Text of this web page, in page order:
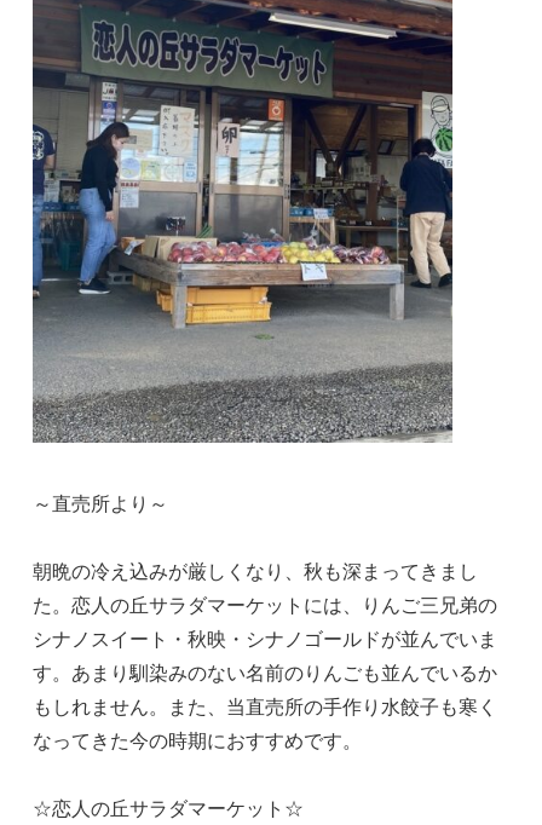
～直売所より～
朝晩の冷え込みが厳しくなり、秋も深まってきまし
た。恋人の丘サラダマーケットには、りんご三兄弟の
シナノスイート・秋映・シナノゴールドが並んでいま
す。あまり馴染みのない名前のりんごも並んでいるか
もしれません。また、当直売所の手作り水餃子も寒く
なってきた今の時期におすすめです。
☆恋人の丘サラダマーケット☆